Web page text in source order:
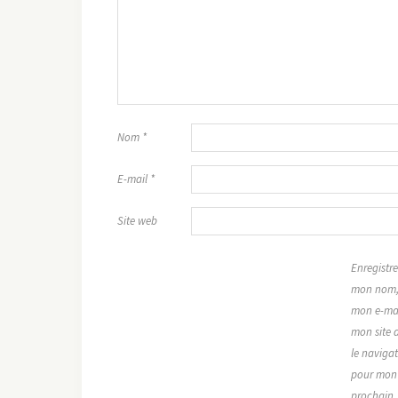
Nom *
E-mail *
Site web
mon nom,
mon e-
mon site
le
pour mon